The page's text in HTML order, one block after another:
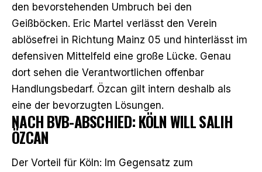
den bevorstehenden Umbruch bei den
Geißböcken. Eric Martel verlässt den Verein
ablösefrei in Richtung Mainz 05 und hinterlässt im
defensiven Mittelfeld eine große Lücke. Genau
dort sehen die Verantwortlichen offenbar
Handlungsbedarf. Özcan gilt intern deshalb als
eine der bevorzugten Lösungen.
NACH BVB-ABSCHIED: KÖLN WILL SALIH
ÖZCAN
Der Vorteil für Köln: Im Gegensatz zum